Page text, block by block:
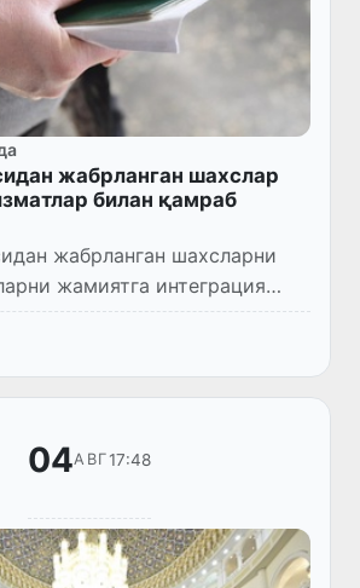
жабрланган шахслар
билан қамраб
жабрланган шахсларни
жамиятга интеграция
тубдан такомиллаштиришга
чора-тадбирлар
Президент Фармони...
04АВГ17:48